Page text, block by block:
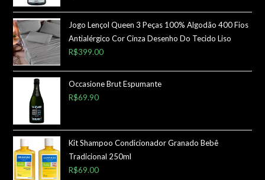
Jogo Lençol Queen 3 Peças 100% Algodão 400 Fios
Antialérgico Cor Cinza Desenho Do Tecido Liso
R$399.00
Occasione Brut Espumante
R$69.90
Kit Shampoo Condicionador Granado Bebê
Tradicional 250ml
R$69.00